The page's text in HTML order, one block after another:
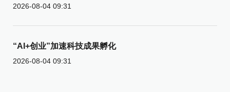
2026-08-04 09:31
“AI+创业”加速科技成果孵化
2026-08-04 09:31